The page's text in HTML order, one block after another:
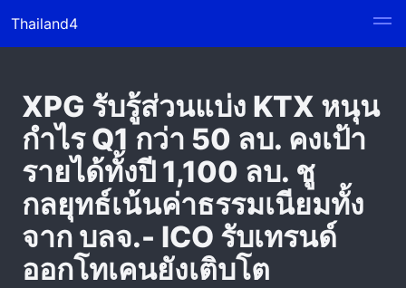
Thailand4
XPG รับรู้ส่วนแบ่ง KTX หนุน
กำไร Q1 กว่า 50 ลบ. คงเป้า
รายได้ทั้งปี 1,100 ลบ. ชู
กลยุทธ์เน้นค่าธรรมเนียมทั้ง
จาก บลจ.- ICO รับเทรนด์
ออกโทเคนยังเติบโต